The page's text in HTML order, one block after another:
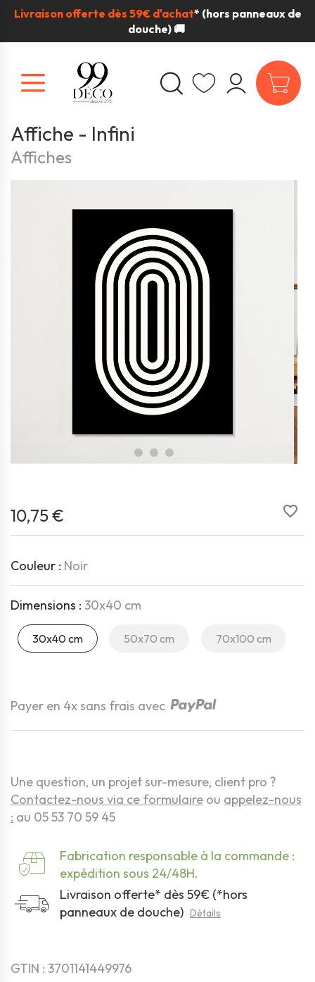
Livraison offerte dès 59€ d'achat* (hors panneaux de
douche) 🚚
Affiche - Infini
Affiches
favorite_border
10,75 €
Couleur : Noir
Dimensions : 30x40 cm
30x40 cm 50x70 cm 70x100 cm
Payer en 4x sans frais avec
Une question, un projet sur-mesure, client pro ?
Contactez-nous via ce formulaire ou appelez-nous
: au 05 53 70 59 45
Fabrication responsable à la commande :
expédition sous 24/48H.
Livraison offerte* dès 59€ (*hors
panneaux de douche) Détails
GTIN : 3701141449976